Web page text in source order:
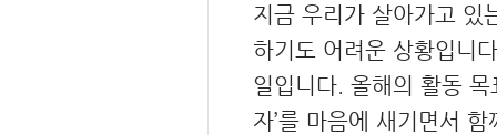
지금 우리가 살아가고 있
하기도 어려운 상황입니
일입니다. 올해의 활동
자’를 마음에 새기면서